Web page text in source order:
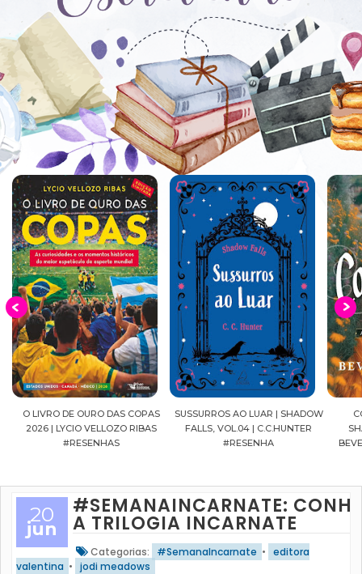
O LIVRO DE OURO DAS COPAS
2026 | LYCIO VELLOZO RIBAS
#RESENHAS
SUSSURROS AO LUAR | SHADOW
FALLS, VOL.04 | C.C.HUNTER
#RESENHA
20
jun
#SEMANAINCARNATE:
A TRILOGIA INCARNATE
Categorias: #SemanaIncarnate • editora
valentina • jodi meadows